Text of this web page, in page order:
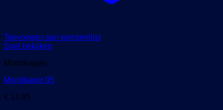
Toevoegen aan wensenlijst
Snel bekijken
Mondkapjes
Mondkapje 05
€ 12,95